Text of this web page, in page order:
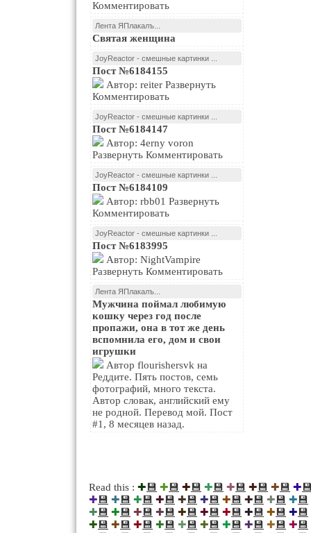
Комментировать
Лента ЯПлакалъ...
Святая женщина
JoyReactor - смешные картинки ...
Пост №6184155
Комментировать
JoyReactor - смешные картинки ...
Пост №6184147
Развернуть Комментировать
JoyReactor - смешные картинки ...
Пост №6184109
Комментировать
JoyReactor - смешные картинки ...
Пост №6183995
Развернуть Комментировать
Лента ЯПлакалъ...
Мужчина поймал любимую
кошку через год после
пропажи, она в тот же день
вспомнила его, дом и свои
игрушки
Реддите. Пять постов, семь
фотографий, много текста.
Автор словак, английский ему
не родной. Перевод мой. Пост
#1, 8 месяцев назад.
Read this : ✚💾 ✚💾 ✚💾 ✚💾 ✚💾 ✚💾 ✚💾 ✚
✚💾 ✚💾 ✚💾 ✚💾 ✚💾 ✚💾 ✚💾 ✚💾 ✚💾 ✚💾
✚💾 ✚💾 ✚💾 ✚💾 ✚💾 ✚💾 ✚💾 ✚💾 ✚💾 ✚💾
✚💾 ✚💾 ✚💾 ✚💾 ✚💾 ✚💾 ✚💾 ✚💾 ✚💾 ✚💾